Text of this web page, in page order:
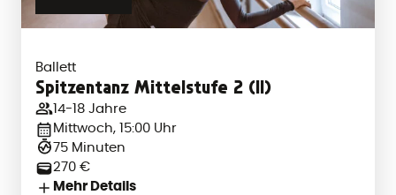
Ballett
Spitzentanz Mittelstufe 2 (II)
14-18 Jahre
Mittwoch, 15:00 Uhr
75 Minuten
270 €
Mehr Details